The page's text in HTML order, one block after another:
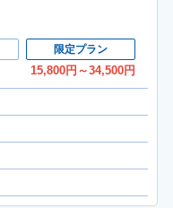
限定プラン
15,800円 ～34,500円